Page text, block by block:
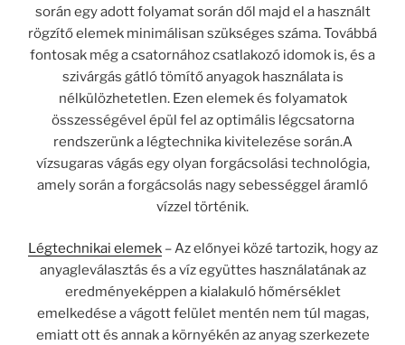
során egy adott folyamat során dől majd el a használt
rögzítő elemek minimálisan szükséges száma. Továbbá
fontosak még a csatornához csatlakozó idomok is, és a
szivárgás gátló tömítő anyagok használata is
nélkülözhetetlen. Ezen elemek és folyamatok
összességével épül fel az optimális légcsatorna
rendszerünk a légtechnika kivitelezése során.A
vízsugaras vágás egy olyan forgácsolási technológia,
amely során a forgácsolás nagy sebességgel áramló
vízzel történik.
Légtechnikai elemek– Az előnyei közé tartozik, hogy az
anyagleválasztás és a víz együttes használatának az
eredményeképpen a kialakuló hőmérséklet
emelkedése a vágott felület mentén nem túl magas,
emiatt ott és annak a környékén az anyag szerkezete